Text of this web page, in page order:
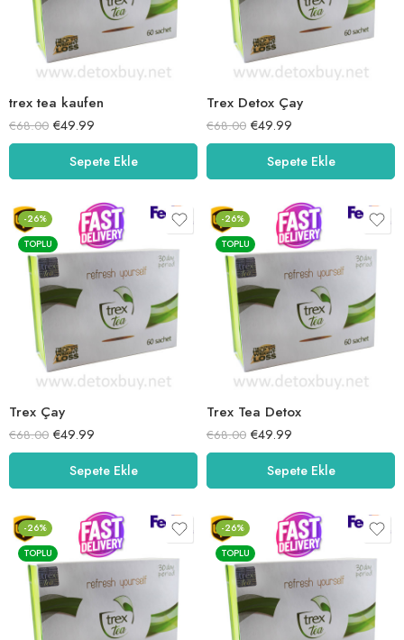
trex tea kaufen
€68.00 €49.99
Sepete Ekle
Trex Detox Çay
€68.00 €49.99
Sepete Ekle
-26%
TOPLU
Trex Çay
€68.00 €49.99
Sepete Ekle
-26%
TOPLU
Trex Tea Detox
€68.00 €49.99
Sepete Ekle
-26%
TOPLU
-26%
TOPLU